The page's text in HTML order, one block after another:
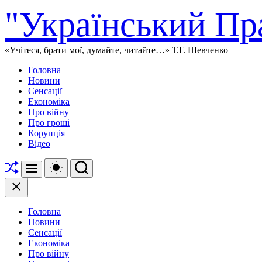
до
вмісту
"Український
«Учітеся, брати мої, думайте, читайте…» Т.Г. Шевченко
Головна
Новини
Сенсації
Економіка
Про війну
Про гроші
Корупція
Відео
Перетасувати
Меню
Перемикач
кольорового
Пошук
Закрити
Головна
Новини
Сенсації
Економіка
Про війну